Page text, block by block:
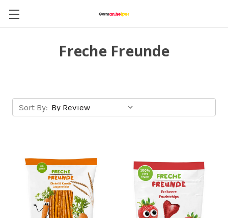
Freche Freunde
Sort By: